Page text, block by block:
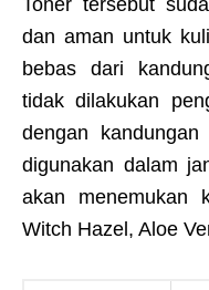
Toner tersebut
dan aman untuk
bebas dari
tidak dilakukan
dengan
digunakan dalam
akan menemukan
Witch Hazel, Aloe